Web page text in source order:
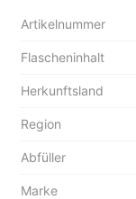
Artikelnummer
Flascheninhalt
Herkunftsland
Region
Abfüller
Marke